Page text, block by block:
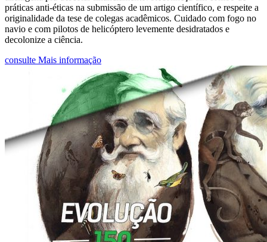
práticas anti-éticas na submissão de um artigo científico, e respeite a
originalidade da tese de colegas acadêmicos. Cuidado com fogo no
navio e com pilotos de helicóptero levemente desidratados e
decolonize a ciência.
consulte Mais informação